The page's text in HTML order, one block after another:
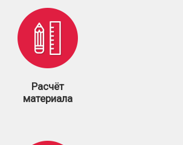
Расчёт
материала